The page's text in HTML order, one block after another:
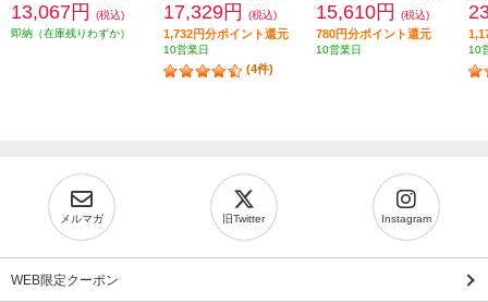
13,067円
(税込)
即納（在庫残りわずか）
17,329円 (税込)
1,732円分ポイント還元
10営業日
(4件)
15,610円 (税込)
780円分ポイント還元
10営業日 10
メルマガ 旧Twitter Instagram
WEB限定クーポン